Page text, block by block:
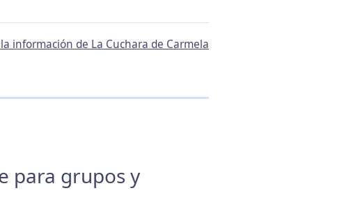
información de La Cuchara de Carmela
para grupos y